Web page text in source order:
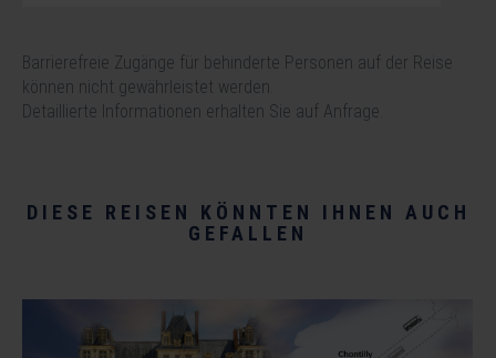
Barrierefreie Zugänge für behinderte Personen auf der Reise
können nicht gewährleistet werden.
Detaillierte Informationen erhalten Sie auf Anfrage.
DIESE REISEN KÖNNTEN IHNEN AUCH
GEFALLEN